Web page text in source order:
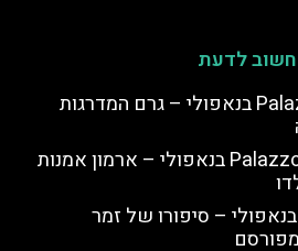
חשוב לדעת
Palazzo dello Spagnolo בנאפולי – גרם המדרגות
Palazzo Zevallos Stigliano בנאפולי – ארמון אמנות
בנאפולי – סיפורו של זמר